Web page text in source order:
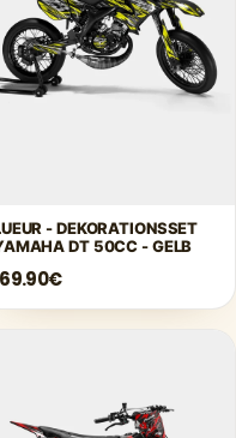
- DEKORATIONSSET
DT 50CC - GELB